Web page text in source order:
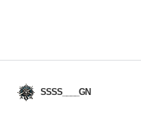
SSSS____GN